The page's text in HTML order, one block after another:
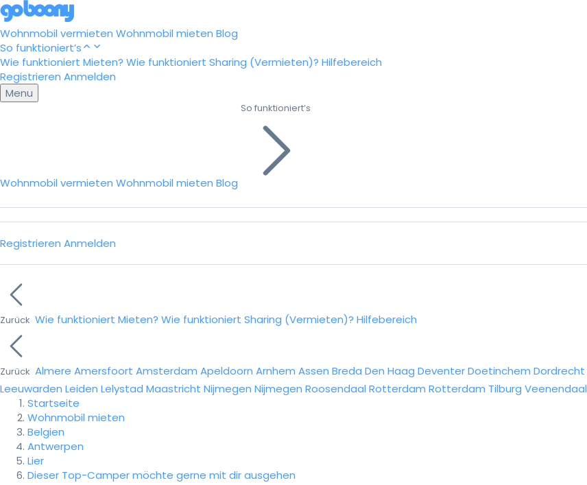
Wohnmobil vermieten Wohnmobil mieten Blog
So funktioniert’s
Wie funktioniert Mieten? Wie funktioniert Sharing (Vermieten)? Hilfebereich
Registrieren Anmelden
Menu
Wohnmobil vermieten Wohnmobil mieten Blog
So funktioniert’s
Registrieren Anmelden
Zurück Wie funktioniert Mieten? Wie funktioniert Sharing (Vermieten)? Hilfebereich
Zurück Almere Amersfoort Amsterdam Apeldoorn Arnhem Assen Breda Den Haag DeventerDoetinchem Dordrecht
Leeuwarden Leiden Lelystad Maastricht Nijmegen Nijmegen Roosendaal Rotterdam Rotterdam Tilburg Veenendaal
Startseite
Wohnmobil mieten
Belgien
Antwerpen
Lier
Dieser Top-Camper möchte gerne mit dir ausgehen